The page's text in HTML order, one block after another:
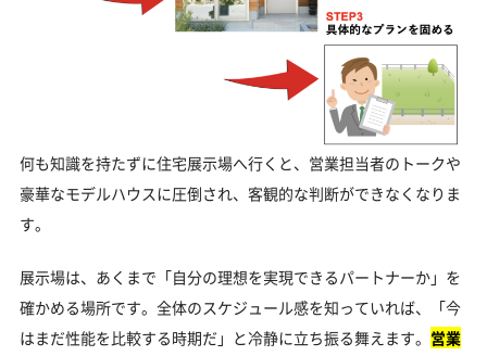
何も知識を持たずに住宅展示場へ行くと、営業担当者のトークや
豪華なモデルハウスに圧倒され、客観的な判断ができなくなりま
す。
展示場は、あくまで「自分の理想を実現できるパートナーか」を
確かめる場所です。全体のスケジュール感を知っていれば、「今
はまだ性能を比較する時期だ」と冷静に立ち振る舞えます。 営業